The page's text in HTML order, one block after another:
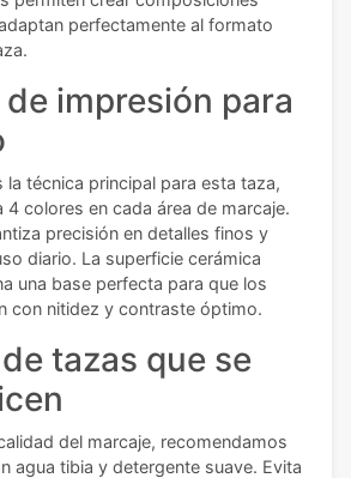
perfectamente al formato
impresión para
la técnica principal para esta taza,
4 colores en cada área de marcaje.
precisión en detalles finos y
diario. La superficie cerámica
una base perfecta para que los
con nitidez y contraste óptimo.
tazas que se
del marcaje, recomendamos
agua tibia y detergente suave. Evita